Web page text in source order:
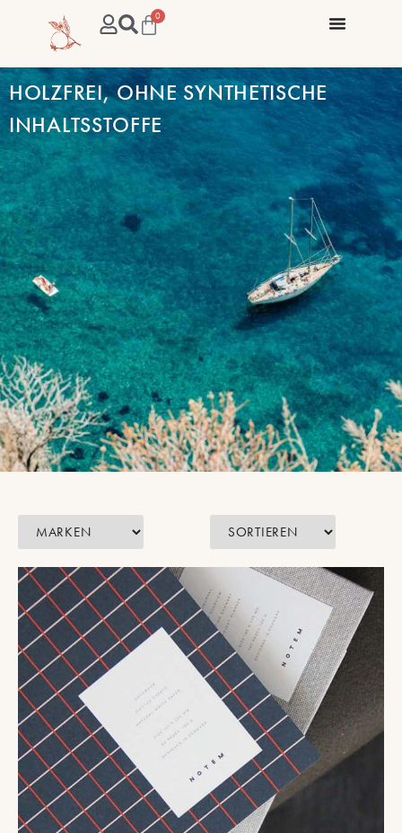
0
HOLZFREI, OHNE SYNTHETISCHE
INHALTSSTOFFE